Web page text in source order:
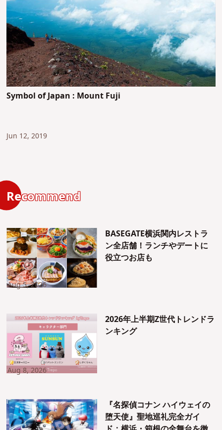
Symbol of Japan : Mount Fuji
Jun 12, 2019
Recommend
BASEGATE横浜関内レストラ
ン全店舗！ランチやデートに
役立つお店も
Aug 5, 2026
2026年上半期Z世代トレンドラ
ンキング
Aug 8, 2026
『名探偵コナン ハイウェイの
堕天使』聖地巡礼完全ガイ